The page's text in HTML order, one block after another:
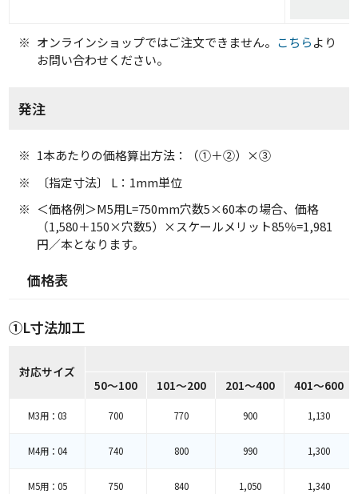
オンラインショップではご注文できません。 こちらより
お問い合わせください。
発注
1本あたりの価格算出方法：（①＋②）×③
〔指定寸法〕 L：1mm単位
＜価格例＞M5用L=750mm穴数5×60本の場合、価格
（1,580＋150×穴数5）×スケールメリット85％=1,981
円／本となります。
価格表
①L寸法加工
対応サイズ
50～100
101～200 201～400 401～600
M3用：03 700 770 900 1,130
M4用：04 740 800 990 1,300
M5用：05 750 840 1,050 1,340